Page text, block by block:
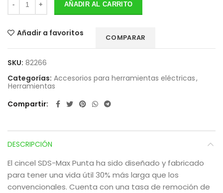
AÑADIR AL CARRITO
Añadir a favoritos COMPARAR
SKU: 82266
Categorías: Accesorios para herramientas eléctricas,
Herramientas
Compartir
DESCRIPCIÓN
El cincel SDS-Max Punta ha sido diseñado y fabricado
para tener una vida útil 30% más larga que los
convencionales. Cuenta con una tasa de remoción de